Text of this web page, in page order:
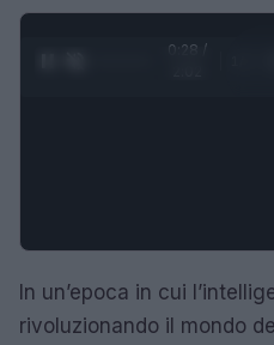
0:29 /
In un’epoca in cui
rivoluzionando il mondo